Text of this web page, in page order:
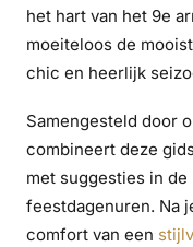
het hart van het 9e
moeiteloos de
chic en heerlijk
Samengesteld door
combineert deze
met suggesties in
feestdagenuren. Na
comfort van een